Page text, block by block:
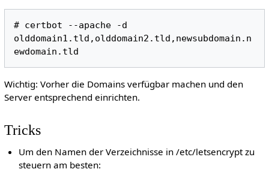
# certbot --apache -d
olddomain1.tld,olddomain2.tld,newsubdomain.n
Wichtig: Vorher die Domains verfügbar machen und den
Server entsprechend einrichten.
Tricks
Um den Namen der Verzeichnisse in /etc/letsencrypt zu
steuern am besten: